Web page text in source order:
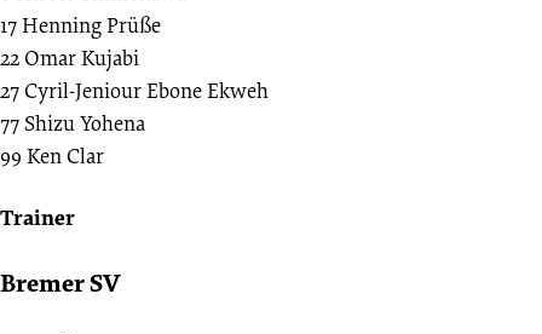
17Henning Prüße
22Omar Kujabi
27Cyril-Jeniour Ebone Ekweh
77Shizu Yohena
99 Ken Clar
Trainer
Bremer SV